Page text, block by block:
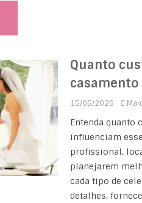
Quanto
15/05/2026
Entenda quanto
influenciam
profissional,
planejarem
cada tipo de
detalhes,